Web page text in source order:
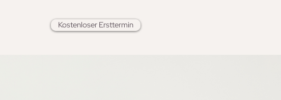
Kostenloser Ersttermin